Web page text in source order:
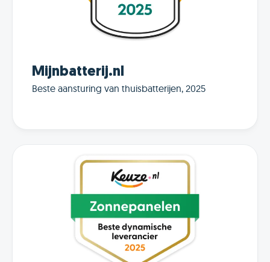
Mijnbatterij.nl
Beste aansturing van thuisbatterijen, 2025